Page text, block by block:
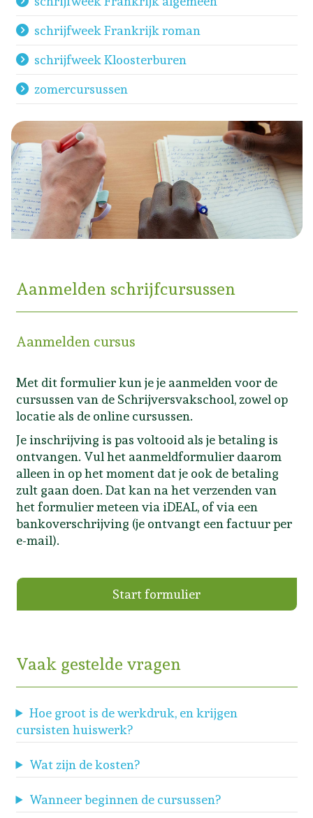
schrijfweek Frankrijk roman
schrijfweek Kloosterburen
zomercursussen
Aanmelden schrijfcursussen
Aanmelden cursus
Met dit formulier kun je je aanmelden voor de
cursussen van de Schrijversvakschool, zowel op
locatie als de online cursussen.
Je inschrijving is pas voltooid als je betaling is
ontvangen. Vul het aanmeldformulier daarom
alleen in op het moment dat je ook de betaling
zult gaan doen. Dat kan na het verzenden van
het formulier meteen via iDEAL, of via een
bankoverschrijving (je ontvangt een factuur per
e-mail).
Start formulier
Vaak gestelde vragen
Hoe groot is de werkdruk, en krijgen
cursisten huiswerk?
Wat zijn de kosten?
Wanneer beginnen de cursussen?